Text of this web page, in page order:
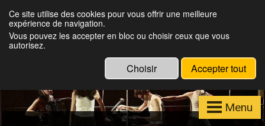
Julien Louisgrand
Eclairagiste, Régisseur lumières, Formateur
Eos
Menu
Ce site utilise des cookies pour vous offrir une meilleure
expérience de navigation.
Vous pouvez les accepter en bloc ou choisir ceux que vous
autorisez.
Choisir Accepter tout